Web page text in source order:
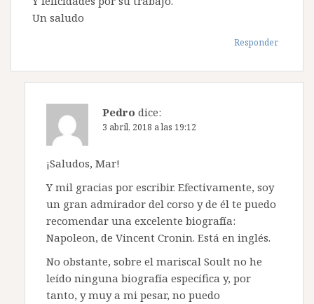
Un saludo
Responder
Pedro dice:
3 abril, 2018 a las 19:12
¡Saludos, Mar!
Y mil gracias por escribir. Efectivamente, soy
un gran admirador del corso y de él te puedo
recomendar una excelente biografía:
Napoleon, de Vincent Cronin. Está en inglés.
No obstante, sobre el mariscal Soult no he
leído ninguna biografía específica y, por
tanto, y muy a mi pesar, no puedo